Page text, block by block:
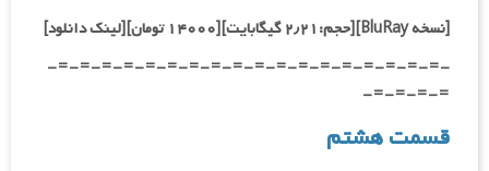
[نسخه BluRay][حجم:۲٫۲۱ گیگابایت][۱۴۰۰۰ تومان][لینک دانلود]
-=-=-=-=-=-=-=-=-=-=-=-=-=-=-=-=-=-=-
=-=-=-=-
قسمت هشتم